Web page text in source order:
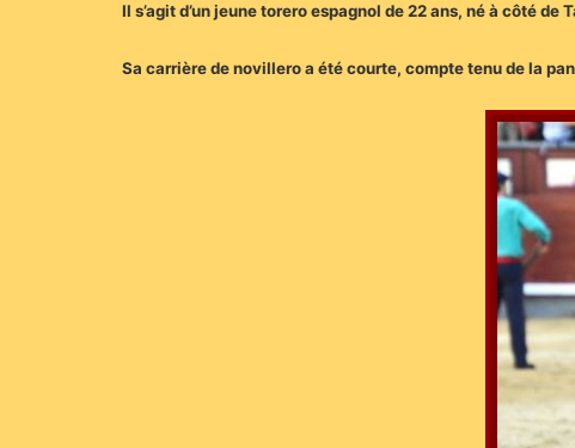
Il s’agit d’un jeune torero espagnol de 22 ans, né à côté
Sa carrière de novillero a été courte, compte tenu de la